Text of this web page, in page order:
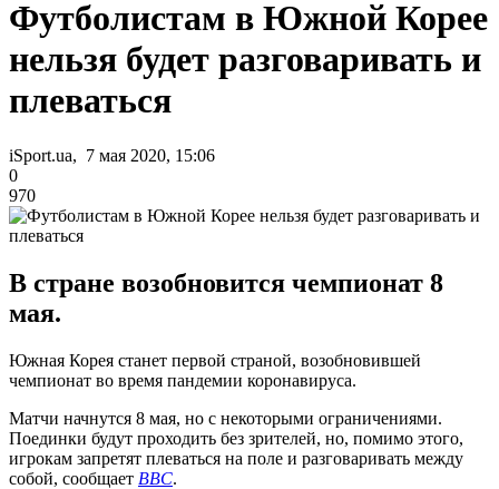
Футболистам в Южной Корее
нельзя будет разговаривать и
плеваться
iSport.ua, 7 мая 2020, 15:06
0
970
В стране возобновится чемпионат 8
мая.
Южная Корея станет первой страной, возобновившей
чемпионат во время пандемии коронавируса.
Матчи начнутся 8 мая, но с некоторыми ограничениями.
Поединки будут проходить без зрителей, но, помимо этого,
игрокам запретят плеваться на поле и разговаривать между
собой, сообщает BBC.